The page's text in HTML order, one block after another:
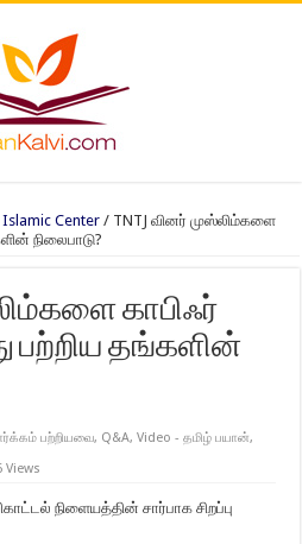
Islamic Center / TNTJ வினர் முஸ்லிம்களை
நிலைபாடு?
காபிஃர்
பற்றிய தங்களின்
பற்றியவை, Q&A,Video - தமிழ் பயான்,
Views
நிளையத்தின் சார்பாக சிறப்பு